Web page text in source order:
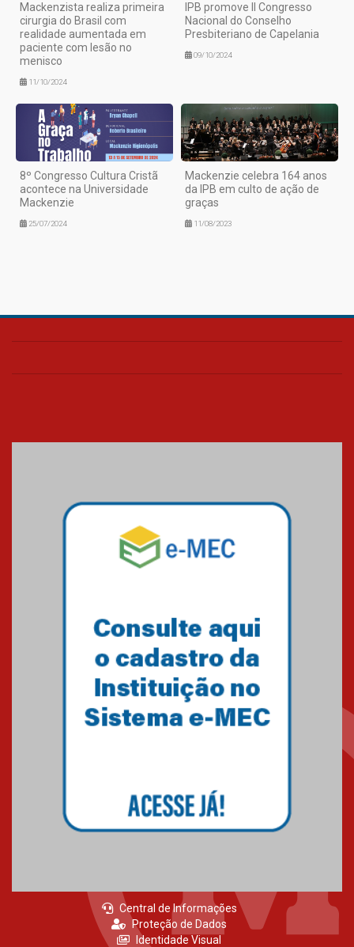
Mackenzista realiza primeira
cirurgia do Brasil com
realidade aumentada em
paciente com lesão no
menisco
11/10/2024
IPB promove II Congresso
Nacional do Conselho
Presbiteriano de Capelania
09/10/2024
8º Congresso Cultura Cristã
acontece na Universidade
Mackenzie
25/07/2024
Mackenzie celebra 164 anos
da IPB em culto de ação de
graças
11/08/2023
Central de Informações
Proteção de Dados
Identidade Visual